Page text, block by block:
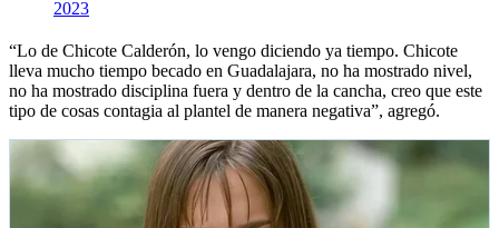
2023
“Lo de Chicote Calderón, lo vengo diciendo ya tiempo. Chicote
lleva mucho tiempo becado en Guadalajara, no ha mostrado nivel,
no ha mostrado disciplina fuera y dentro de la cancha, creo que este
tipo de cosas contagia al plantel de manera negativa”, agregó.